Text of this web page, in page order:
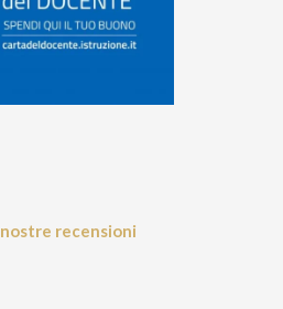
recensioni